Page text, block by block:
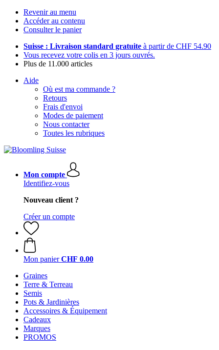
Revenir au menu
Accéder au contenu
Consulter le panier
Suisse : Livraison standard gratuite à partir de CHF 54.90
Vous recevez votre colis en 3 jours ouvrés.
Plus de 11.000 articles
Aide
Où est ma commande ?
Retours
Frais d'envoi
Modes de paiement
Nous contacter
Toutes les rubriques
Mon compte
Identifiez-vous
Nouveau client ?
Créer un compte
Mon panier CHF 0.00
Graines
Terre & Terreau
Semis
Pots & Jardinières
Accessoires & Équipement
Cadeaux
Marques
PROMOS